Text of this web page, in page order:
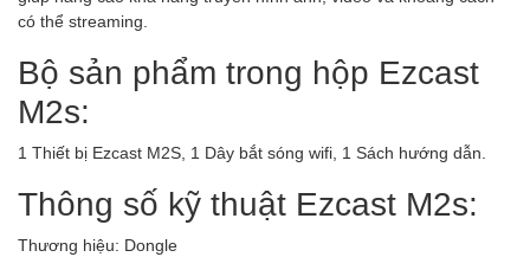
có thể streaming.
Bộ sản phẩm trong hộp Ezcast
M2s:
1 Thiết bị Ezcast M2S, 1 Dây bắt sóng wifi, 1 Sách hướng dẫn.
Thông số kỹ thuật Ezcast M2s:
Thương hiệu: Dongle